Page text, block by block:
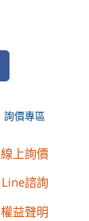
詢價專區
線上詢價
Line諮詢
權益聲明